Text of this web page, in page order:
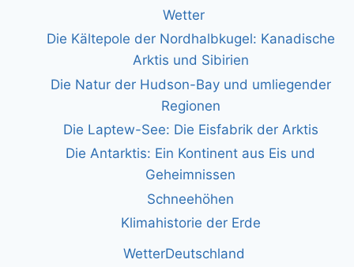
Wetter
Die Kältepole der Nordhalbkugel: Kanadische
Arktis und Sibirien
Die Natur der Hudson-Bay und umliegender
Regionen
Die Laptew-See: Die Eisfabrik der Arktis
Die Antarktis: Ein Kontinent aus Eis und
Geheimnissen
Schneehöhen
Klimahistorie der Erde
WetterDeutschland